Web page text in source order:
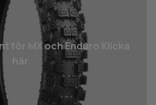
för MX och Enduro Klicka